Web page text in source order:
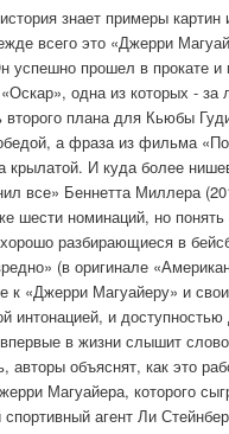
знает примеры картин
всего это «Джерри
успешно прошел в прокате и
одна из которых -
плана для Кьюбы
а фраза из фильма
крылатой. И куда более
все» Беннетта Миллера
шести номинаций, но понять
разбирающиеся в
(в оригинале
к «Джерри Магуайеру» и
интонацией, и доступностью
в жизни слышит
авторы объяснят, как это
Магуайера, которого
агент Ли